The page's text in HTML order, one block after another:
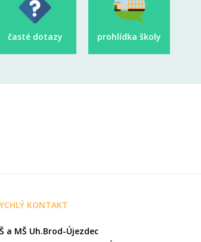
časté dotazy prohlídka školy
KONTAKT
a MŠ Uh.Brod-Újezdec